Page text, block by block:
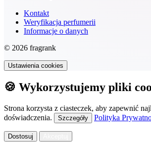
Kontakt
Weryfikacja perfumerii
Informacje o danych
© 2026 fragrank
Ustawienia cookies
🍪 Wykorzystujemy pliki
Strona korzysta z ciasteczek, aby zapewnić
doświadczenia.
Szczegóły Polityka
Dostosuj